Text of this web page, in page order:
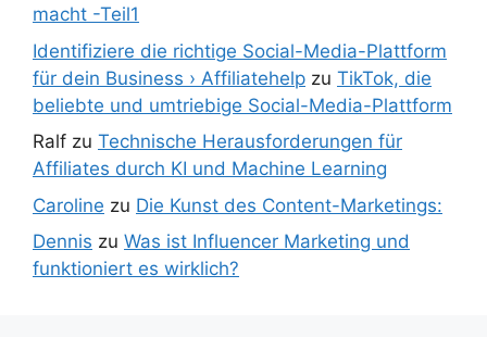
macht -Teil1
Identifiziere die richtige Social-Media-Plattform
für dein Business › Affiliatehelp zu TikTok, die
beliebte und umtriebige Social-Media-Plattform
Ralf zu Technische Herausforderungen für
Affiliates durch KI und Machine Learning
Caroline zu Die Kunst des Content-Marketings:
Dennis zu Was ist Influencer Marketing und
funktioniert es wirklich?